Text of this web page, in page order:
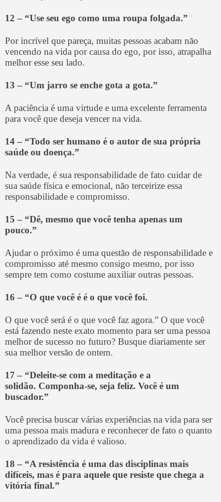
12 – “Use seu ego como uma roupa folgada.”
Por incrível que pareça, muitas pessoas acabam não
vencendo na vida por causa do ego, por isso, atrapalha
melhor esse seu lado.
13 – “Um jarro se enche gota a gota.”
A paciência é uma virtude e uma excelente ferramenta
para você que deseja vencer na vida.
14 – “Todo ser humano é o autor de sua própria
saúde ou doença.”
Na verdade, é sua responsabilidade de fato cuidar de
sua saúde física e emocional, não terceirize essa
responsabilidade e compromisso.
15 – “Dê, mesmo que você tenha apenas um
pouco.”
Ajudar o próximo é uma questão de responsabilidade e
compromisso até mesmo consigo mesmo, por isso
sempre tem como costume auxiliar outras pessoas.
16 – “O que você é é o que você foi.
O que você será é o que você faz agora.” O que você
está fazendo neste exato momento para ser uma pessoa
melhor de sucesso no futuro? Busque diariamente ser
sua melhor versão de ontem.
17 – “Deleite-se com a meditação e a
solidão. Componha-se, seja feliz. Você é um
buscador.”
Você precisa buscar várias experiências na vida para ser
uma pessoa mais madura e reconhecer de fato o quanto
o aprendizado da vida é valioso.
18 – “A resistência é uma das disciplinas mais
difíceis, mas é para aquele que resiste que chega a
vitória final.”